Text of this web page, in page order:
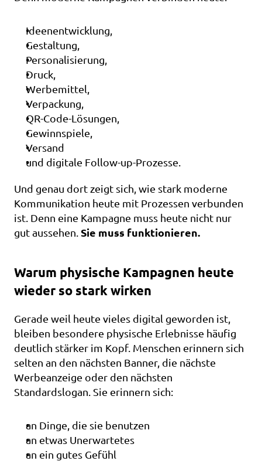
Ideenentwicklung,
Gestaltung,
Personalisierung,
Druck,
Werbemittel,
Verpackung,
QR-Code-Lösungen,
Gewinnspiele,
Versand
und digitale Follow-up-Prozesse.
Und genau dort zeigt sich, wie stark moderne
Kommunikation heute mit Prozessen verbunden
ist. Denn eine Kampagne muss heute nicht nur
gut aussehen. Sie muss funktionieren.
Warum physische Kampagnen heute
wieder so stark wirken
Gerade weil heute vieles digital geworden ist,
bleiben besondere physische Erlebnisse häufig
deutlich stärker im Kopf. Menschen erinnern sich
selten an den nächsten Banner, die nächste
Werbeanzeige oder den nächsten
Standardslogan. Sie erinnern sich:
an Dinge, die sie benutzen
an etwas Unerwartetes
an ein gutes Gefühl